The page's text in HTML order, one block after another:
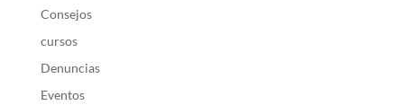
Consejos
cursos
Denuncias
Eventos